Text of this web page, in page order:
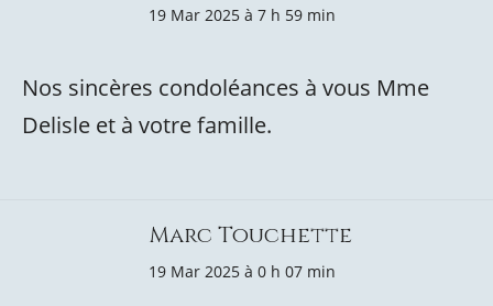
19 Mar 2025 à 7 h 59 min
Nos sincères condoléances à vous Mme
Delisle et à votre famille.
Marc Touchette
19 Mar 2025 à 0 h 07 min